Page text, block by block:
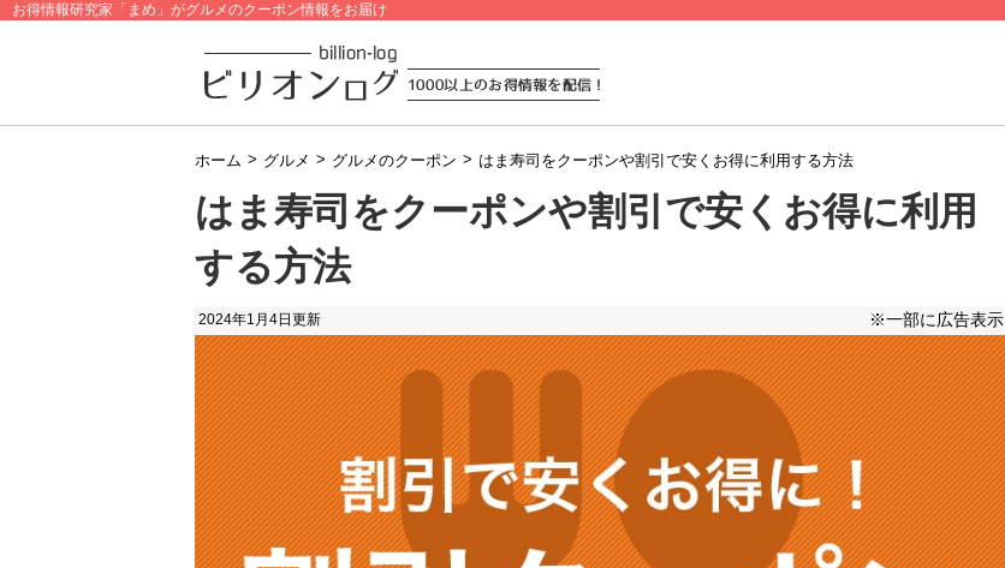
お得情報研究家「まめ」がグルメのクーポン情報をお届け
ホーム > グルメ > グルメのクーポン > はま寿司をクーポンや割引で安くお得に利用する方法
はま寿司をクーポンや割引で安くお得に利用
する方法
2024年1月4日 更新 ※一部に広告表示